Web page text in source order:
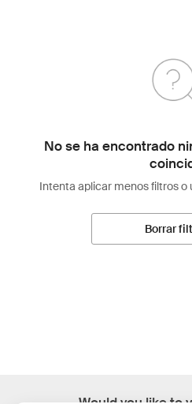
No se ha encontrado
Intenta aplicar menos filtros o
Borrar